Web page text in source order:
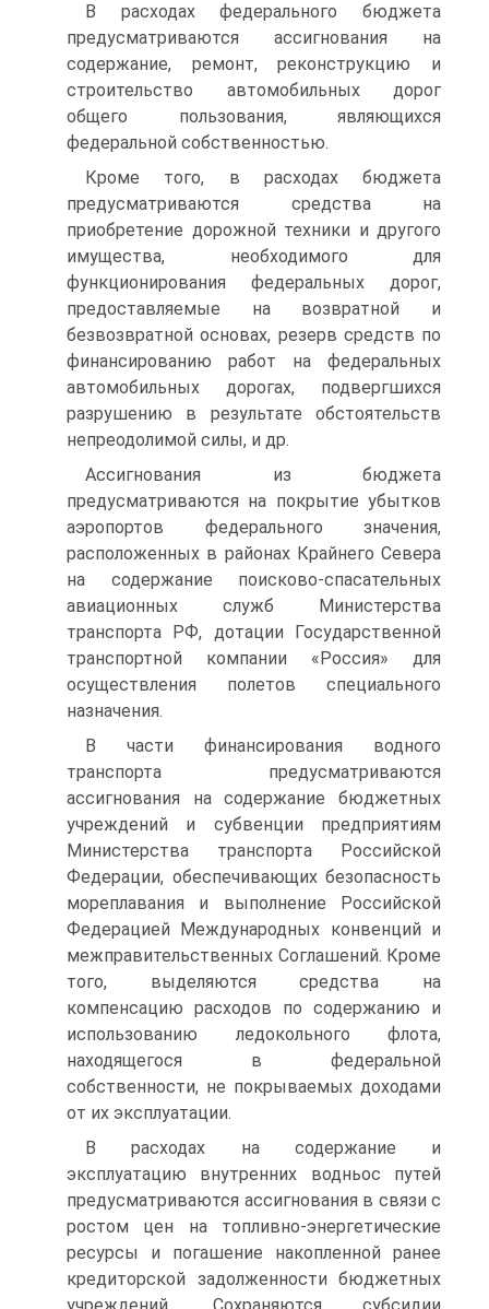
В расходах федерального бюджета
предусматриваются ассигно­вания на
содержание, ремонт, реконструкцию и
строительство ав­томобильных дорог
общего пользования, являющихся
федеральной собственностью.
Кроме того, в расходах бюджета
предусматриваются средства на
приобретение дорожной техники и другого
имущества, необходимого для
функционирования федеральных дорог,
предоставляемые на воз­вратной и
безвозвратной основах, резерв средств по
финансирова­нию работ на федеральных
автомобильных дорогах, подвергшихся
разрушению в результате обстоятельств
непреодолимой силы, и др.
Ассигнования из бюджета
предусматриваются на покрытие убытков
аэропортов федерального значения,
расположенных в рай­онах Крайнего Севера
на содержание поисково-спасательных
авиа­ционных служб Министерства
транспорта РФ, дотации Государст­венной
транспортной компании «Россия» для
осуществления поле­тов специального
назначения.
В части финансирования водного
транспорта предусматривают­ся
ассигнования на содержание бюджетных
учреждений и субвен­ции предприятиям
Министерства транспорта Российской
Федера­ции, обеспечивающих безопасность
мореплавания и выполнение Российской
Федерацией Международных конвенций и
межправи­тельственных Соглашений. Кроме
того, выделяются средства на
компенсацию расходов по содержанию и
использованию ледоколь­ного флота,
находящегося в федеральной
собственности, не покры­ваемых доходами
от их эксплуатации.
В расходах на содержание и
эксплуатацию внутренних водньос путей
предусматриваются ассигнования в связи с
ростом цен на топливно-энергетические
ресурсы и погашение накопленной ранее
кредиторской задолженности бюджетных